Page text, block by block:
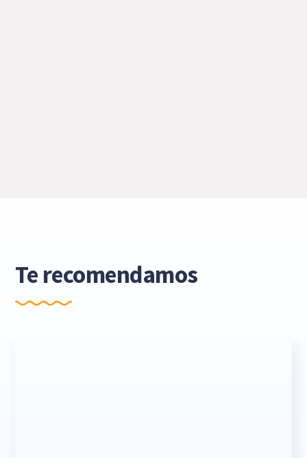
Te recomendamos